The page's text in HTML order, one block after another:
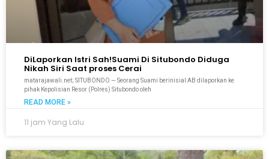
DiLaporkan Istri Sah!Suami Di Situbondo Diduga
Nikah Siri Saat proses Cerai
matarajawali.net; SITUBONDO — Seorang Suami berinisial AB dilaporkan ke
pihak Kepolisian Resor (Polres) Situbondo oleh
READ MORE »
11 jam Yang Lalu